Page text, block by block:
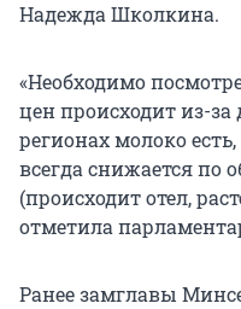
Надежда Школкина.
«Необходимо
цен происходит из-
регионах молоко
всегда снижается
(происходит отел,
отметила
Ранее замглавы